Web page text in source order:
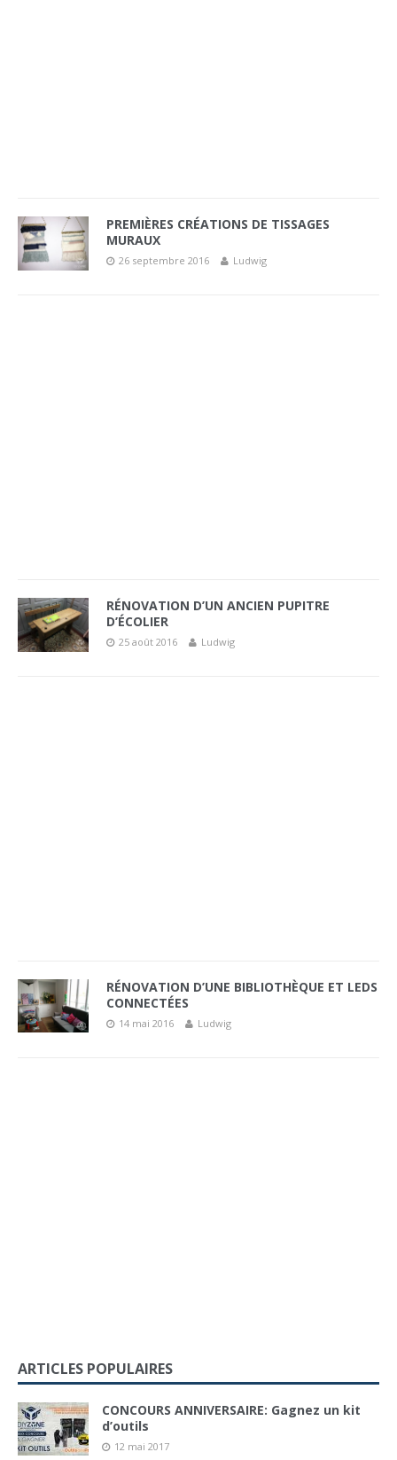
PREMIÈRES CRÉATIONS DE TISSAGES
MURAUX
26 septembre 2016 Ludwig
RÉNOVATION D’UN ANCIEN PUPITRE
D’ÉCOLIER
25 août 2016 Ludwig
RÉNOVATION D’UNE BIBLIOTHÈQUE ET LEDS
CONNECTÉES
14 mai 2016 Ludwig
ARTICLES POPULAIRES
CONCOURS ANNIVERSAIRE: Gagnez un kit
d’outils
12 mai 2017